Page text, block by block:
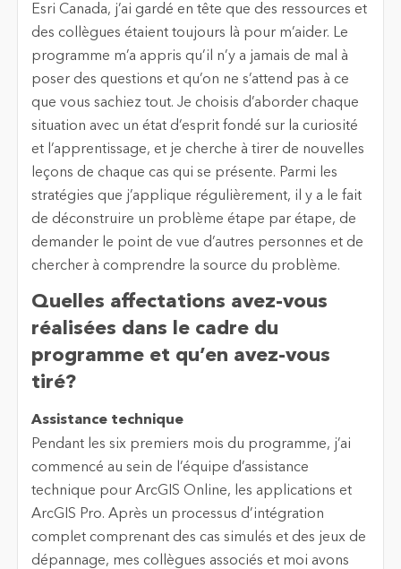
Esri Canada, j’ai gardé en tête que des ressources et
des collègues étaient toujours là pour m’aider. Le
programme m’a appris qu’il n’y a jamais de mal à
poser des questions et qu’on ne s’attend pas à ce
que vous sachiez tout. Je choisis d’aborder chaque
situation avec un état d’esprit fondé sur la curiosité
et l’apprentissage, et je cherche à tirer de nouvelles
leçons de chaque cas qui se présente. Parmi les
stratégies que j’applique régulièrement, il y a le fait
de déconstruire un problème étape par étape, de
demander le point de vue d’autres personnes et de
chercher à comprendre la source du problème.
Quelles affectations avez-vous
réalisées dans le cadre du
programme et qu’en avez-vous
tiré?
Assistance technique
Pendant les six premiers mois du programme, j’ai
commencé au sein de l’équipe d’assistance
technique pour ArcGIS Online, les applications et
ArcGIS Pro. Après un processus d’intégration
complet comprenant des cas simulés et des jeux de
dépannage, mes collègues associés et moi avons